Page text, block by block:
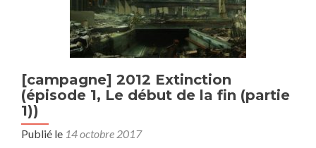
[campagne] 2012 Extinction
(épisode 1, Le début de la fin (partie
1))
Publié le 14 octobre 2017